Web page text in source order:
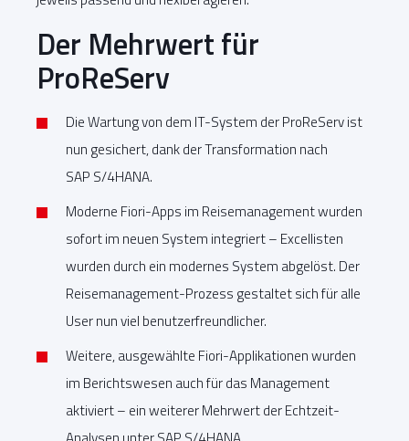
Der Mehrwert für
ProReServ
Die Wartung von dem IT-System der ProReServ ist
nun gesichert, dank der Transformation nach
SAP S/4HANA.
Moderne Fiori-Apps im Reisemanagement wurden
sofort im neuen System integriert – Excellisten
wurden durch ein modernes System abgelöst. Der
Reisemanagement-Prozess gestaltet sich für alle
User nun viel benutzerfreundlicher.
Weitere, ausgewählte Fiori-Applikationen wurden
im Berichtswesen auch für das Management
aktiviert – ein weiterer Mehrwert der Echtzeit-